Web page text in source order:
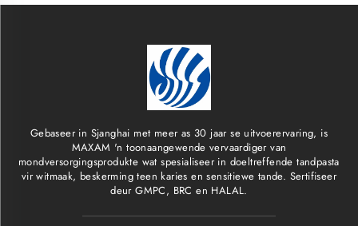
Gebaseer in Sjanghai met meer as 30 jaar se uitvoerervaring, is
MAXAM 'n toonaangewende vervaardiger van
mondversorgingsprodukte wat spesialiseer in doeltreffende tandpasta
vir witmaak, beskerming teen karies en sensitiewe tande. Sertifiseer
deur GMPC, BRC en HALAL.